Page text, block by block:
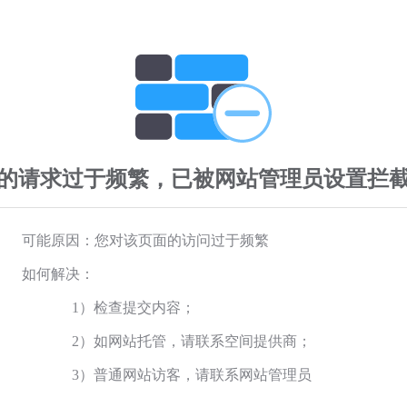
请求过于频繁，已被网站管理员设置拦
可能原因：您对该页面的访问过于频繁
如何解决：
1）检查提交内容；
2）如网站托管，请联系空间提供商；
3）普通网站访客，请联系网站管理员